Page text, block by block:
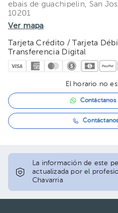
ebais de guachipelin, San
10201
Ver mapa
Tarjeta Crédito / Tarjeta
Transferencia Digital
El horario no
Contáctanos
La información de este
actualizada por el
Chavarria